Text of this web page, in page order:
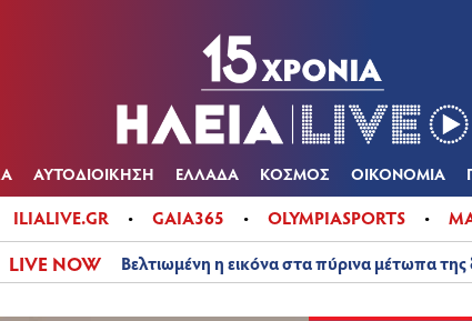
ΑΥΤΟΔΙΟΙΚΗΣΗ ΕΛΛΑΔΑ ΚΟΣΜΟΣ ΟΙΚΟΝΟΜΙΑ
ILIALIVE.GR GAIA365 OLYMPIASPORTS
LIVE NOW Βελτιωμένη η εικόνα στα πύρινα μέτωπα της